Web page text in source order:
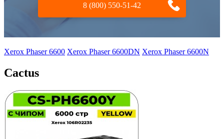
8 (800) 550-51-42
Xerox Phaser 6600 Xerox Phaser 6600DN Xerox Phaser 6600N
Cactus